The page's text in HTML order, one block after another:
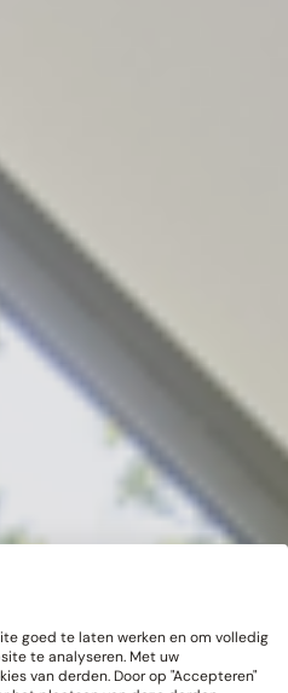
goed te laten werken en om volledig
te analyseren. Met uw
van derden. Door op "Accepteren"